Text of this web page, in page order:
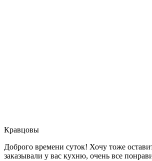
Кравцовы
Доброго времени суток! Хочу тоже
заказывали у вас кухню, очень все